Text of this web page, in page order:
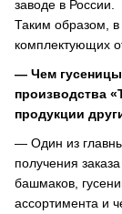
заводе в России.
Таким образом,
комплектующих
— Чем
производства
продукции
— Один из
получения
башмаков,
ассортимента и